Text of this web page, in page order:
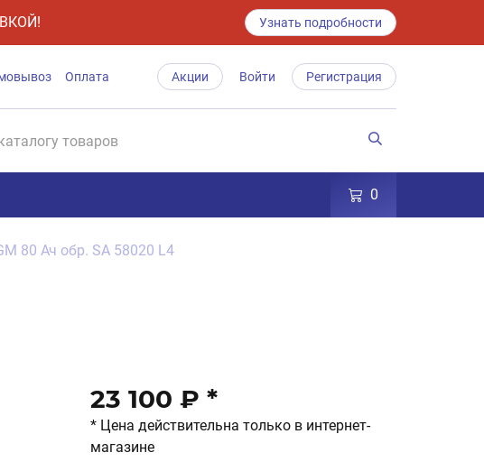
Узнать подробности
Оплата Акции Войти Регистрация
0
80 Ач обр. SA 58020 L4
23 100 ₽ *
* Цена действительна только в интернет-
магазине